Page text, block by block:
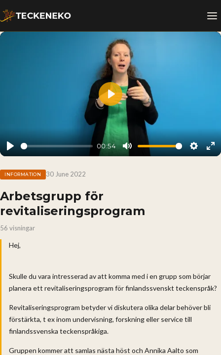
Play
00:54
Mute
Play
INFORMATION 30 June 2022
Arbetsgrupp för
revitaliseringsprogram
56 visningar
Hej,
Skulle du vara intresserad av att komma med i en grupp som börjar
planera ett revitaliseringsprogram för finlandssvenskt teckenspråk?
Revitaliseringsprogram betyder vi diskutera olika delar behöver bli
förstärkta, t ex inom undervisning, forskning eller service till
finlandssvenska teckenspråkiga.
Gruppen kommer att samlas nästa höst och Annika Aalto som